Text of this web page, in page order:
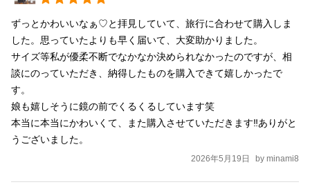
ずっとかわいいなぁ♡と拝見していて、旅行に合わせて購入しま
した。思っていたよりも早く届いて、大変助かりました。
サイズ等私が優柔不断でなかなか決められなかったのですが、相
談にのっていただき、納得したものを購入できて嬉しかったで
す。
娘も嬉しそうに鏡の前でくるくるしています笑
本当に本当にかわいくて、また購入させていただきます‼︎ありがと
うございました。
2026年5月19日 by minami8